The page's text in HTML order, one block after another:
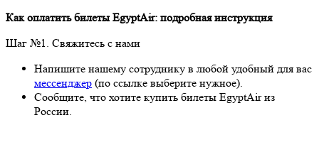
Как оплатить билеты EgyptAir: подробная инструкция
Шаг №1. Свяжитесь с нами
Напишите нашему сотруднику в любой удобный для вас
мессенджер (по ссылке выберите нужное).
Сообщите, что хотите купить билеты EgyptAir из
России.